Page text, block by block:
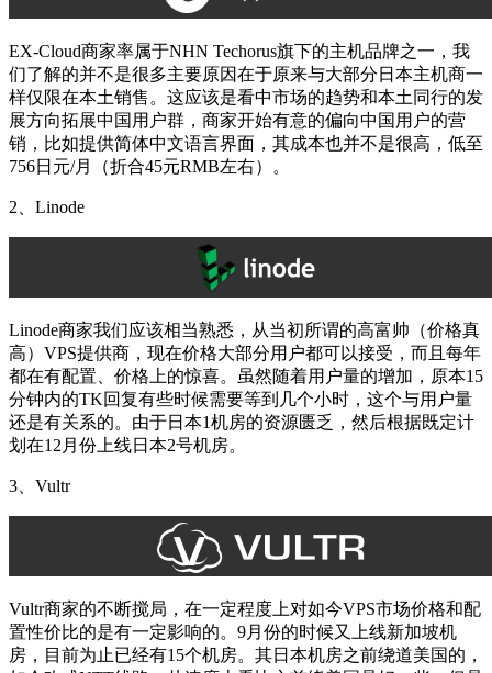
EX-Cloud商家率属于NHN Techorus旗下的主机品牌之一，我
们了解的并不是很多主要原因在于原来与大部分日本主机商一
样仅限在本土销售。这应该是看中市场的趋势和本土同行的发
展方向拓展中国用户群，商家开始有意的偏向中国用户的营
销，比如提供简体中文语言界面，其成本也并不是很高，低至
756日元/月（折合45元RMB左右）。
2、Linode
Linode商家我们应该相当熟悉，从当初所谓的高富帅（价格真
高）VPS提供商，现在价格大部分用户都可以接受，而且每年
都在有配置、价格上的惊喜。虽然随着用户量的增加，原本15
分钟内的TK回复有些时候需要等到几个小时，这个与用户量
还是有关系的。由于日本1机房的资源匮乏，然后根据既定计
划在12月份上线日本2号机房。
3、Vultr
Vultr商家的不断搅局，在一定程度上对如今VPS市场价格和配
置性价比的是有一定影响的。9月份的时候又上线新加坡机
房，目前为止已经有15个机房。其日本机房之前绕道美国的，